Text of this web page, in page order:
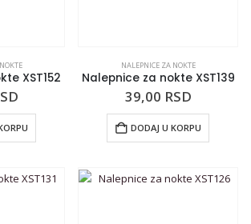
XST152
NALEPNICE ZA NOKTE
Nalepnice za nokte XST139
39,00 RSD
DODAJ U KORPU